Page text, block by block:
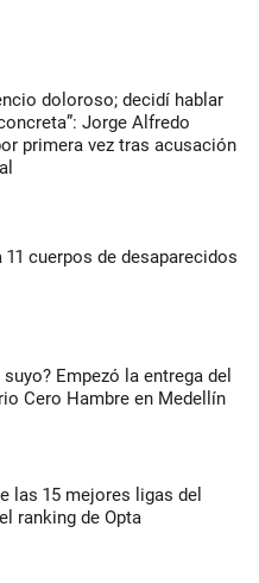
doloroso; decidí hablar
Jorge Alfredo
primera vez tras acusación
11 cuerpos de desaparecidos
Empezó la entrega del
Cero Hambre en Medellín
las 15 mejores ligas del
ranking de Opta